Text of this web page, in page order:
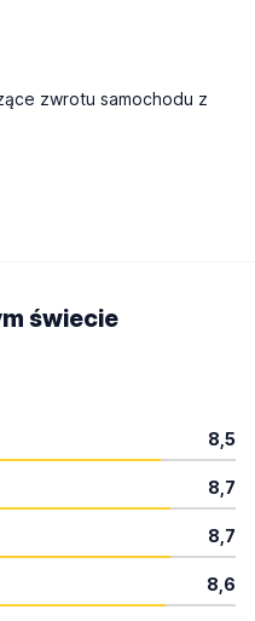
zwrotu samochodu z
świecie
8,5
8,7
8,7
8,6